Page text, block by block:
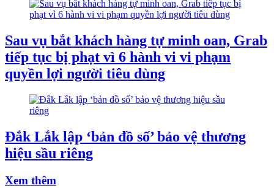
Sau vụ bắt khách hàng tự minh oan, Grab
tiếp tục bị phạt vì 6 hành vi vi phạm
quyền lợi người tiêu dùng
Đắk Lắk lập ‘bản đồ số’ bảo vệ thương
hiệu sầu riêng
Xem thêm